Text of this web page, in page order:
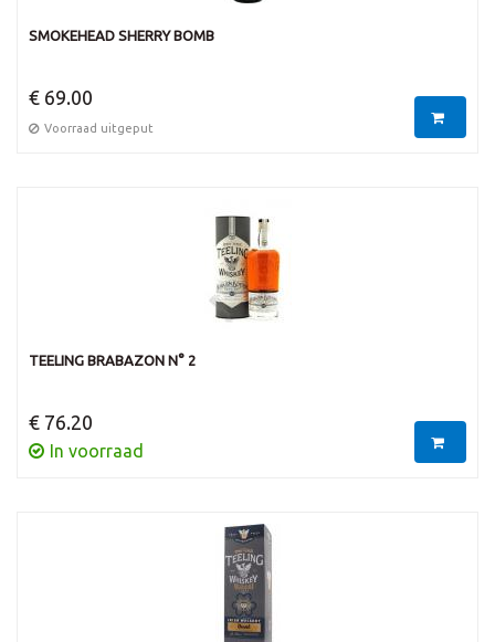
SMOKEHEAD SHERRY BOMB
€ 69.00
Voorraad uitgeput
TEELING BRABAZON N° 2
€ 76.20
In voorraad